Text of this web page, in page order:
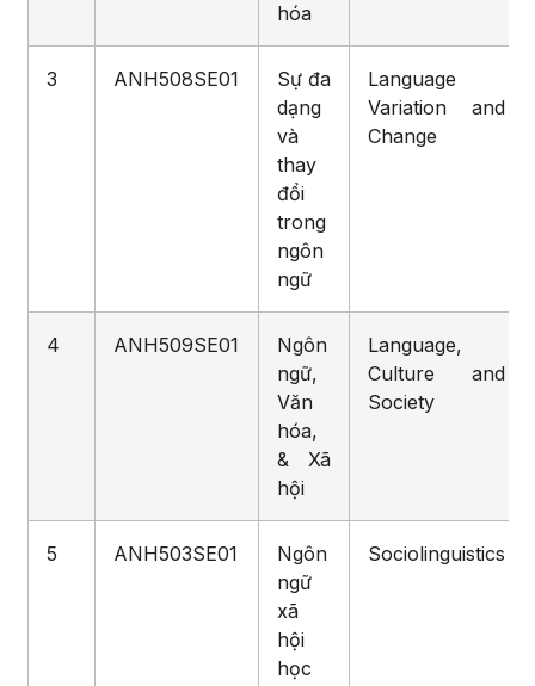
hóa
3 ANH508SE01
Sự đa
dạng
và
thay
đổi
trong
ngôn
ngữ
Language
Variation and
Change
4 ANH509SE01
Ngôn
ngữ,
Văn
hóa,
& Xã
hội
Language,
Culture and
Society
5 ANH503SE01
Ngôn
ngữ
xã
hội
học
Sociolinguistics